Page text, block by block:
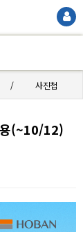
사진첩
(~10/12)